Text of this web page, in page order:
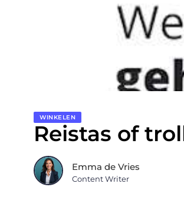
WINKELEN
Reistas of
Emma de Vries
Content Writer